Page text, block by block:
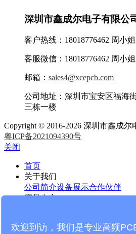
深圳市鑫成尔电子有限公
客户热线：18018776462 周小姐
客服微信：18018776462 周小姐
邮箱： sales4@xcepcb.com
公司地址：深圳市宝安区福海
三栋一楼
Copyright © 2016-2026 深圳市鑫成尔
粤ICP备2021094390号
关闭
首页
关于我们
公司简介设备展示合作伙伴
产品中心
新闻中心
欢迎到访，我们是专业高频